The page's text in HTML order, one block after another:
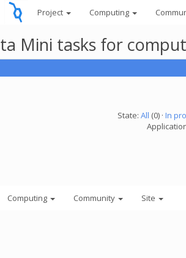
Project Computing
Mini tasks for
State: All (0) · In
Computing Community Site